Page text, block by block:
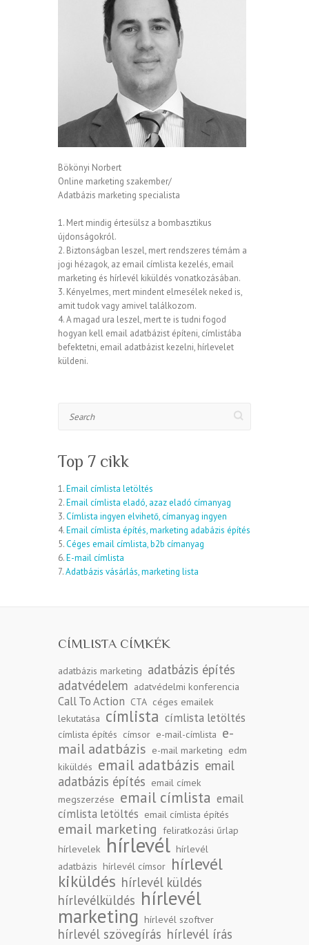
Bökönyi Norbert
Online marketing szakember/
Adatbázis marketing specialista
1. Mert mindig értesülsz a bombasztikus
újdonságokról.
2. Biztonságban leszel, mert rendszeres témám a
jogi hézagok, az email címlista kezelés, email
marketing és hírlevél kiküldés vonatkozásában.
3. Kényelmes, mert mindent elmesélek neked is,
amit tudok vagy amivel találkozom.
4. A magad ura leszel, mert te is tudni fogod
hogyan kell email adatbázist építeni, címlistába
befektetni, email adatbázist kezelni, hírlevelet
küldeni.
Top 7 cikk
1.Email címlista letöltés
2.Email címlista eladó, azaz eladó címanyag
3.Címlista ingyen elvihető, címanyag ingyen
4.Email címlista építés, marketing adabázis építés
5.Céges email címlista, b2b címanyag
6.E-mail címlista
7.Adatbázis vásárlás, marketing lista
CÍMLISTA CÍMKÉK
adatbázis marketing adatbázis építés
adatvédelem adatvédelmi konferencia
Call To Action CTA céges emailek
lekutatása címlista címlista letöltés
címlista építés címsor e-mail-címlista e-
mail adatbázis e-mail marketing edm
kiküldés email adatbázis email
adatbázis építés email címek
megszerzése email címlista email
címlista letöltés email címlista építés
email marketing feliratkozási űrlap
hírlevelek
hírlevél hírlevél
adatbázis hírlevél címsor hírlevél
kiküldés hírlevél küldés
hírlevélküldés hírlevél
marketing hírlevél szoftver
hírlevél szövegírás hírlevél írás